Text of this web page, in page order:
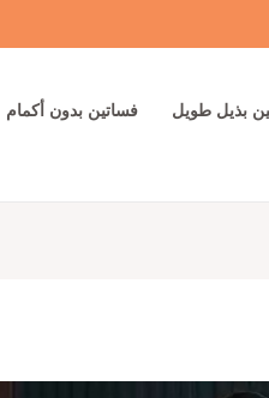
بذيل طويل
فساتين بدون أكمام